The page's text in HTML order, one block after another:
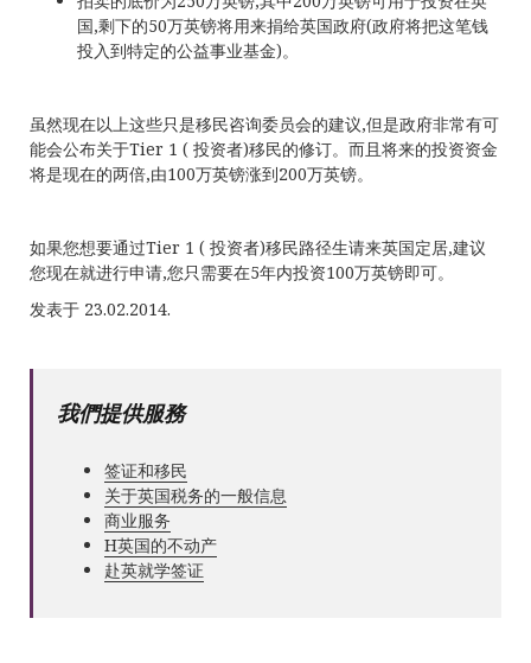
国,剩下的50万英镑将用来捐给英国政府(政府将把这笔钱
投入到特定的公益事业基金)。
虽然现在以上这些只是移民咨询委员会的建议,但是政府非常有可
能会公布关于Tier 1 ( 投资者)移民的修订。而且将来的投资资金
将是现在的两倍,由100万英镑涨到200万英镑。
如果您想要通过Tier 1 ( 投资者)移民路径生请来英国定居,建议
您现在就进行申请,您只需要在5年内投资100万英镑即可。
发表于 23.02.2014.
我們提供服務
签证和移民
关于英国税务的一般信息
商业服务
Н英国的不动产
赴英就学签证